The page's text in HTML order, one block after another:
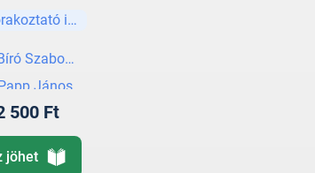
irodalom
Szabolcs
János
500 Ft
jöhet